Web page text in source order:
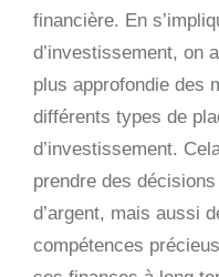
financière. En
d’investissement, on
plus approfondie des
différents types de
d’investissement.
prendre des
d’argent, mais aussi
compétences